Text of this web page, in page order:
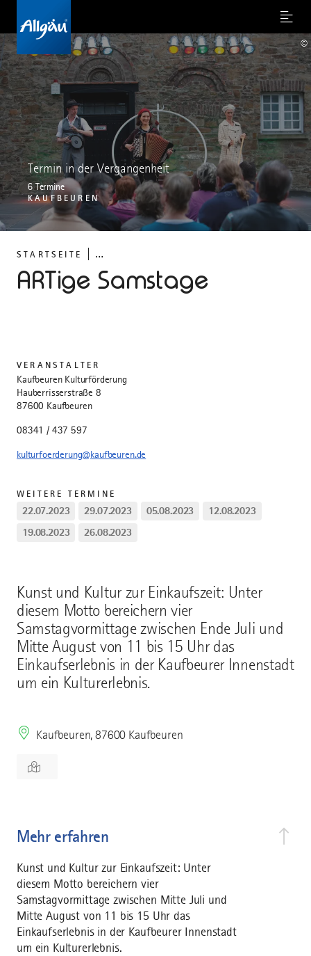
Menu
STARTSEITE ...
ARTige Samstage
Termin in der Vergangenheit
6 Termine
KAUFBEUREN
©
Kunst und Kultur zur Einkaufszeit: Unter
diesem Motto bereichern vier
Samstagvormittage zwischen Ende Juli und
Mitte August von 11 bis 15 Uhr das
Einkaufserlebnis in der Kaufbeurer Innenstadt
um ein Kulturerlebnis.
Kaufbeuren, 87600 Kaufbeuren
Mehr erfahren
Kunst und Kultur zur Einkaufszeit: Unter
diesem Motto bereichern vier
Samstagvormittage zwischen Mitte Juli und
Mitte August von 11 bis 15 Uhr das
Einkaufserlebnis in der Kaufbeurer Innenstadt
um ein Kulturerlebnis.
VERANSTALTER
Kaufbeuren Kulturförderung
Hauberrisserstraße 8
87600 Kaufbeuren
08341 / 437 597
kulturfoerderung@kaufbeuren.de
WEITERE TERMINE
22.07.2023 29.07.2023 05.08.2023
12.08.2023
19.08.2023
26.08.2023